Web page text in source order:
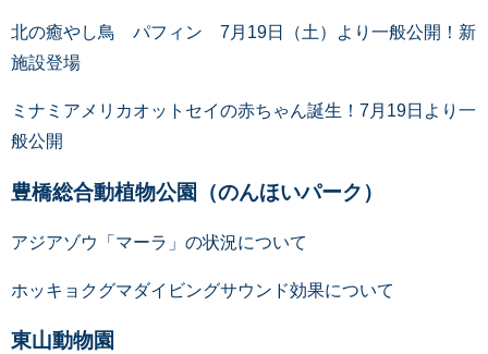
北の癒やし鳥 パフィン 7月19日（土）より一般公開！新
施設登場
ミナミアメリカオットセイの赤ちゃん誕生！7月19日より一
般公開
豊橋総合動植物公園（のんほいパーク）
アジアゾウ「マーラ」の状況について
ホッキョクグマダイビングサウンド効果について
東山動物園